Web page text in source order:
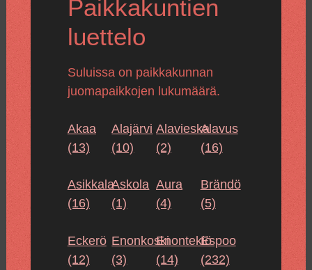
Paikkakuntien
luettelo
Suluissa on paikkakunnan
juomapaikkojen lukumäärä.
Akaa
(13)
Alajärvi
(10)
Alavieska
(2)
Alavus
(16)
Asikkala
(16)
Askola
(1)
Aura
(4)
Brändö
(5)
Eckerö
(12)
Enonkoski
(3)
Enontekiö
(14)
Espoo
(232)